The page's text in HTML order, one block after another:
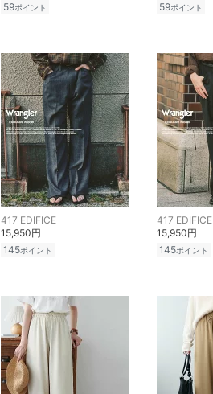
59ポイント 59ポイント
417 EDIFICE
15,950円
145ポイント
417 EDIFICE
15,950円
145ポイント